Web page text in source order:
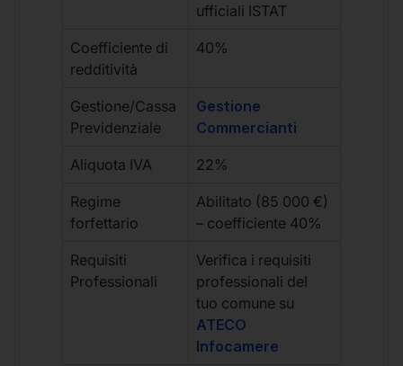
ufficiali ISTAT
Coefficiente di
redditività
40%
Gestione/Cassa
Previdenziale
Gestione
Commercianti
Aliquota IVA 22%
Regime
forfettario
Abilitato (85 000 €)
– coefficiente 40%
Requisiti
Professionali
Verifica i requisiti
professionali del
tuo comune su
ATECO
Infocamere